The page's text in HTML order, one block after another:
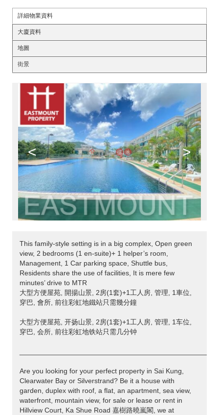
詳細物業資料
大廈資料
地圖
街景
< >
This family-style setting is in a big complex, Open green
view, 2 bedrooms (1 en-suite)+ 1 helper’s room,
Management, 1 Car parking space, Shuttle bus,
Residents share the use of facilities, It is mere few
minutes’ drive to MTR
大型方便屋苑, 開揚山景, 2房(1套)+1工人房, 管理, 1車位,
穿巴, 會所, 前往彩虹地鐵站只需幾分鐘
大型方便屋苑, 开扬山景, 2房(1套)+1工人房, 管理, 1车位,
穿巴, 会所, 前往彩虹地铁站只需几分钟
Are you looking for your perfect property in Sai Kung,
Clearwater Bay or Silverstrand? Be it a house with
garden, duplex with roof, a flat, an apartment, sea view,
waterfront, mountain view, for sale or lease or rent in
Hillview Court, Ka Shue Road 嘉樹路曉嵐閣, we at